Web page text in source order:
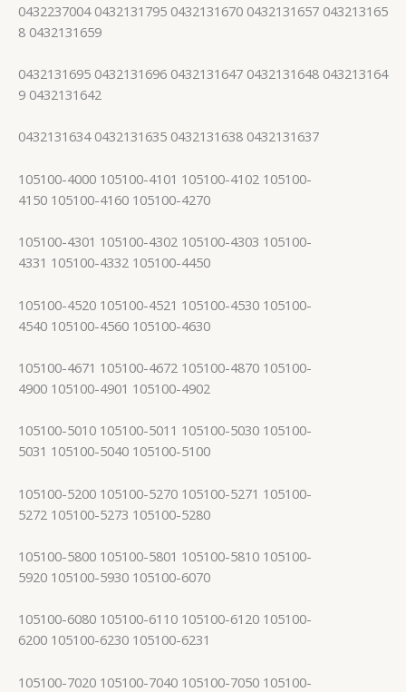
0432237004 0432131795 0432131670 0432131657 043213165
8 0432131659
0432131695 0432131696 0432131647 0432131648 043213164
9 0432131642
0432131634 0432131635 0432131638 0432131637
105100-4000 105100-4101 105100-4102 105100-
4150 105100-4160 105100-4270
105100-4301 105100-4302 105100-4303 105100-
4331 105100-4332 105100-4450
105100-4520 105100-4521 105100-4530 105100-
4540 105100-4560 105100-4630
105100-4671 105100-4672 105100-4870 105100-
4900 105100-4901 105100-4902
105100-5010 105100-5011 105100-5030 105100-
5031 105100-5040 105100-5100
105100-5200 105100-5270 105100-5271 105100-
5272 105100-5273 105100-5280
105100-5800 105100-5801 105100-5810 105100-
5920 105100-5930 105100-6070
105100-6080 105100-6110 105100-6120 105100-
6200 105100-6230 105100-6231
105100-7020 105100-7040 105100-7050 105100-